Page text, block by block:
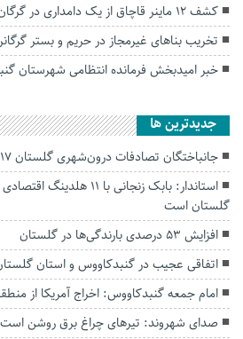
کشف ۱۲ ماینر قاچاق از یک دامداری در گرگان
تخریب بناهای غیرمجاز در حریم و بستر
خبر امیدبخش فرمانده انتظامی شهرستان
جديدترين ها
جانباختگان تصادفات درون‌شهری گلستان ۱۷ درصد کاهش یافت
استاندار: بابک زنجانی با
گلستان است
افزایش ۵۳ درصدی بارندگی‌ها در گلستان
اتفاقی عجیب در‌ گنبدکاووس و استان
امام جمعه گنبدکاووس: اخراج آمریکا از
صدای شهروند: تیرهای چراغ برق روشن است